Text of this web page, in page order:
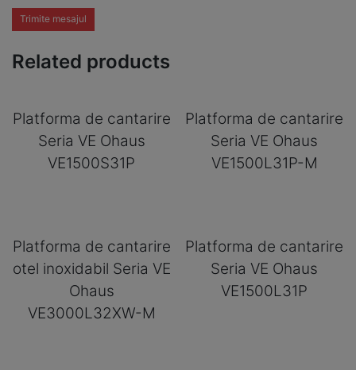
Trimite mesajul
Related products
Platforma de cantarire
Seria VE Ohaus
VE1500S31P
Platforma de cantarire
Seria VE Ohaus
VE1500L31P-M
Platforma de cantarire
otel inoxidabil Seria VE
Ohaus
VE3000L32XW-M
Platforma de cantarire
Seria VE Ohaus
VE1500L31P